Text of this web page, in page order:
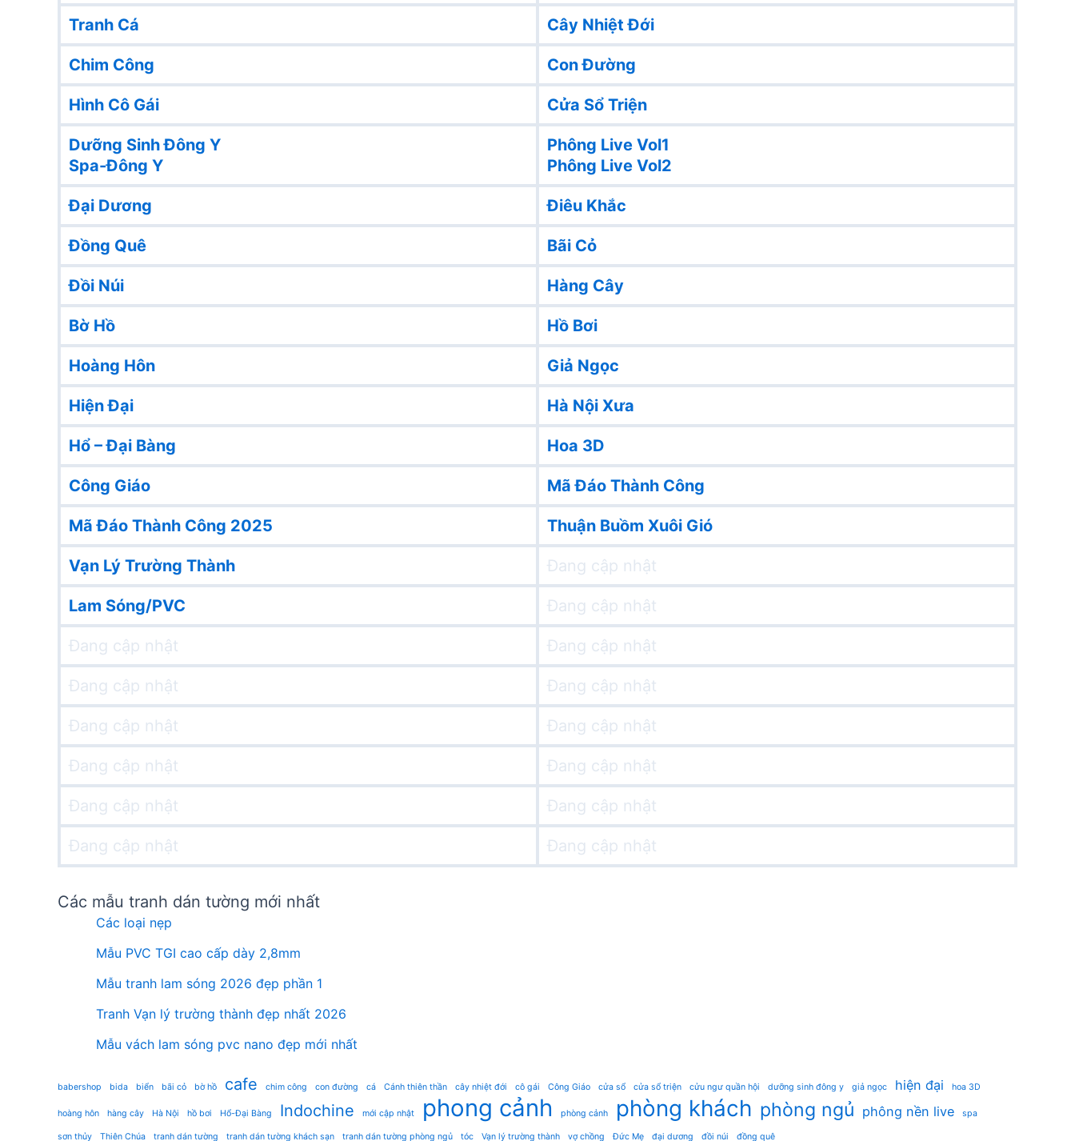
Tranh Cá Cây Nhiệt Đới
Chim Công Con Đường
Hình Cô Gái Cửa Sổ Triện
Dưỡng Sinh Đông Y
Spa-Đông Y
Phông Live Vol1
Phông Live Vol2
Đại Dương Điêu Khắc
Đồng Quê Bãi Cỏ
Đồi Núi Hàng Cây
Bờ Hồ Hồ Bơi
Hoàng Hôn Giả Ngọc
Hiện Đại Hà Nội Xưa
Hổ – Đại Bàng Hoa 3D
Công Giáo Mã Đáo Thành Công
Mã Đáo Thành Công 2025 Thuận Buồm Xuôi Gió
Vạn Lý Trường Thành Đang cập nhật
Lam Sóng/PVC Đang cập nhật
Đang cập nhật Đang cập nhật
Đang cập nhật Đang cập nhật
Đang cập nhật Đang cập nhật
Đang cập nhật Đang cập nhật
Đang cập nhật Đang cập nhật
Đang cập nhật Đang cập nhật
Các mẫu tranh dán tường mới nhất
Các loại nẹp
Mẫu PVC TGI cao cấp dày 2,8mm
Mẫu tranh lam sóng 2026 đẹp phần 1
Tranh Vạn lý trường thành đẹp nhất 2026
Mẫu vách lam sóng pvc nano đẹp mới nhất
babershop bida biển bãi cỏ bờ hồ cafe chim công con đường cá Cánh thiên thần cây nhiệt đới cô gái Công Giáo cửa sổ cửa sổ triện cửu ngư quần hội dưỡng sinh đông y giả ngọc hiện đại hoa 3D
hoàng hôn hàng cây Hà Nội hồ bơi Hổ-Đại Bàng Indochine mới cập nhật phong cảnh phòng cảnh phòng khách phòng ngủ phông nền live spa
sơn thủy Thiên Chúa tranh dán tường tranh dán tường khách sạn tranh dán tường phòng ngủ tóc Vạn lý trường thành vợ chồng Đức Mẹ đại dương đồi núi đồng quê